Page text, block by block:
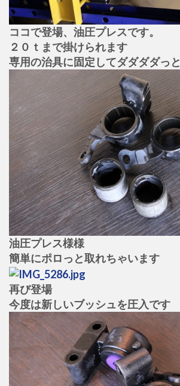
ココで登場、油圧プレスです。
２０ｔまで掛けられます
専用の治具に固定してダダダダっと
油圧プレス様様
簡単にポロっと取れちゃいます
再び登場
今度は新しいブッシュを圧入です